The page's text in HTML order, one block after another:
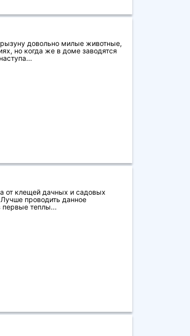
довольно милые животные,
но когда же в доме заводятся
от клещей дачных и садовых
проводить данное
теплы...